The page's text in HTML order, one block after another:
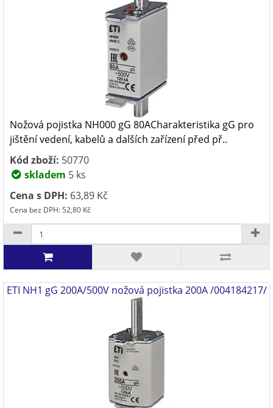
Nožová pojistka NH000 gG 80ACharakteristika gG pro
jištění vedení, kabelů a dalších zařízení před př..
Kód zboží: 50770
skladem 5 ks
Cena s DPH: 63,89 Kč
Cena bez DPH: 52,80 Kč
ETI NH1 gG 200A/500V nožová pojistka 200A /004184217/